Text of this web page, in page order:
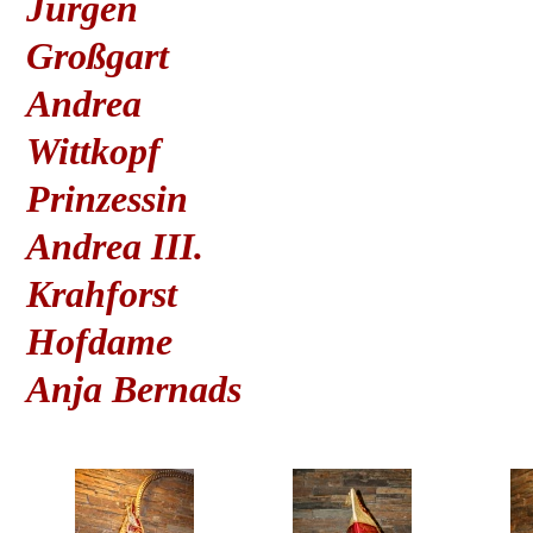
Großgart
Andrea
Wittkopf
Prinzessin
Andrea III.
Krahforst
Hofdame
Anja Bernads